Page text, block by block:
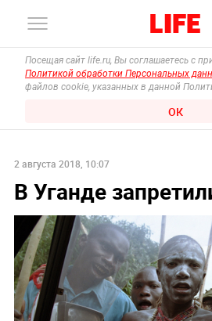
Посещая сайт life.ru, Вы соглашаетесь с
Политикой обработки Персональных
файлов cookie, указанных в данной
ОК
2 августа 2018, 10:07
В Уганде